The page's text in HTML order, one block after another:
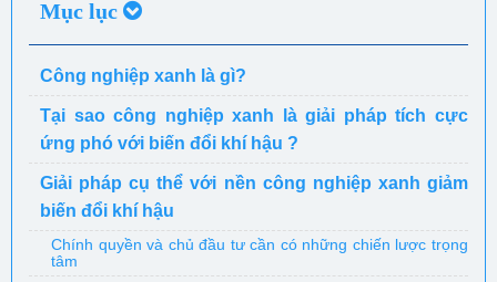
Mục lục
Công nghiệp xanh là gì?
Tại sao công nghiệp xanh là giải pháp tích cực
ứng phó với biến đổi khí hậu ?
Giải pháp cụ thể với nền công nghiệp xanh giảm
biến đổi khí hậu
Chính quyền và chủ đầu tư cần có những chiến lược trọng
tâm